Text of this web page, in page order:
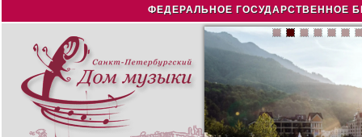
Jump to navigation
ФЕДЕРАЛЬНОЕ ГОСУДАРСТВЕННОЕ